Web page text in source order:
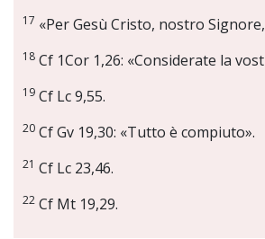
17 «Per Gesù Cristo, nostro
18 Cf 1Cor 1,26: «Considerate la
19 Cf Lc 9,55.
20 Cf Gv 19,30: «Tutto è compiuto».
21 Cf Lc 23,46.
22 Cf Mt 19,29.